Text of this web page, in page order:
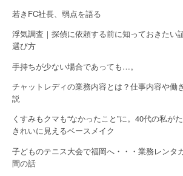
若きFC社長、弱点を語る
浮気調査｜探偵に依頼する前に知っておきたい
選び方
手持ちが少ない場合であっても…。
チャットレディの業務内容とは？仕事内容や働
説
くすみもクマも“なかったこと”に。40代の私が
きれいに見えるベースメイク
子どものテニス大会で福岡へ・・・業務レンタ
間の話